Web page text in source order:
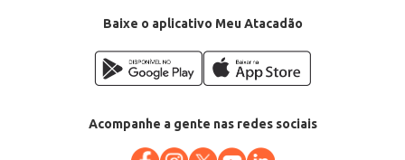
Baixe o aplicativo Meu Atacadão
Acompanhe a gente nas redes sociais